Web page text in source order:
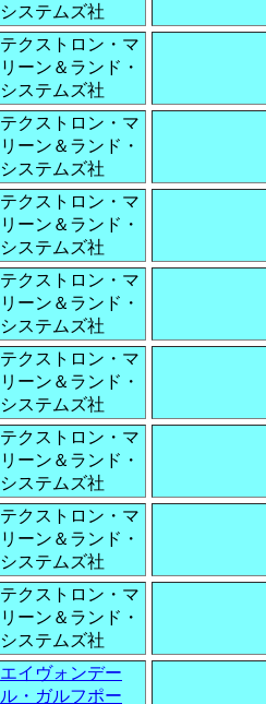
システムズ社
テクストロン・マ
リーン＆ランド・
システムズ社
テクストロン・マ
リーン＆ランド・
システムズ社
テクストロン・マ
リーン＆ランド・
システムズ社
テクストロン・マ
リーン＆ランド・
システムズ社
テクストロン・マ
リーン＆ランド・
システムズ社
テクストロン・マ
リーン＆ランド・
システムズ社
テクストロン・マ
リーン＆ランド・
システムズ社
テクストロン・マ
リーン＆ランド・
システムズ社
エイヴォンデー
ル・ガルフポー